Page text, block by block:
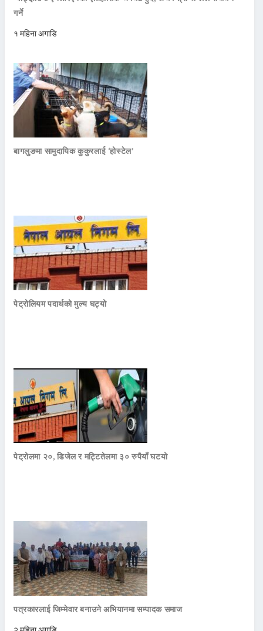
गर्ने
१ महिना अगाडि
बागलुङमा सामुदायिक कुकुरलाई ‘होस्टेल’
पेट्रोलियम पदार्थको मुल्य घट्यो
पेट्रोलमा २०, डिजेल र मट्टितेलमा ३० रुपैयाँ घटयो
पत्रकारलाई जिम्मेवार बनाउने अभियानमा सम्पादक समाज